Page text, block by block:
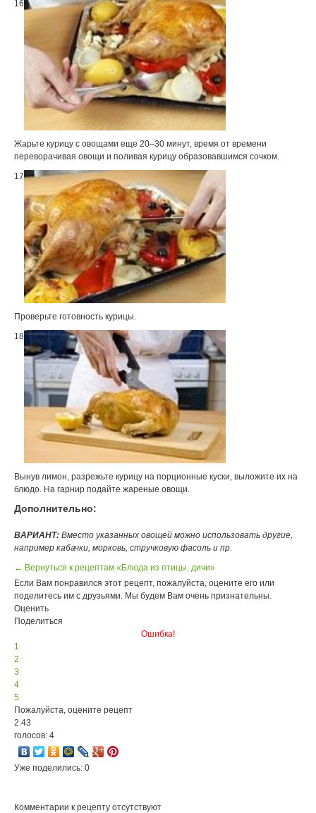
16
Жарьте курицу с овощами еще 20–30 минут, время от времени
переворачивая овощи и поливая курицу образовавшимся сочком.
17
Проверьте готовность курицы.
18
Вынув лимон, разрежьте курицу на порционные куски, выложите их на
блюдо. На гарнир подайте жареные овощи.
Дополнительно:
ВАРИАНТ: Вместо указанных овощей можно использовать другие,
например кабачки, морковь, стручковую фасоль и пр.
← Вернуться к рецептам «Блюда из птицы, дичи»
Если Вам понравился этот рецепт, пожалуйста, оцените его или
поделитесь им с друзьями. Мы будем Вам очень признательны.
Оценить
Поделиться
Ошибка!
1
2
3
4
5
Пожалуйста, оцените рецепт
2.43
голосов: 4
Уже поделились: 0
Комментарии к рецепту отсутствуют